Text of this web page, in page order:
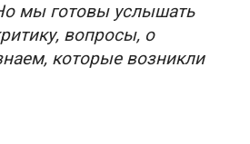
мы готовы услышать
вопросы, о
которые возникли